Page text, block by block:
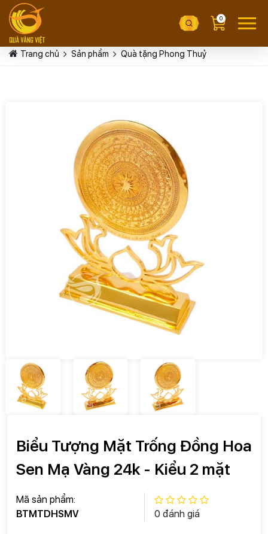
0
Trang chủ Sản phẩm Quà tặng Phong Thuỷ
Biểu Tượng Mặt Trống Đồng Hoa
Sen Mạ Vàng 24k - Kiểu 2 mặt
Mã sản phẩm:
BTMTDHSMV
0 đánh giá